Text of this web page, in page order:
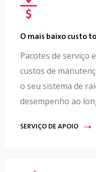
O mais baixo custo
Pacotes de serviço
custos de
o seu sistema de
desempenho ao
SERVIÇO DE APOIO